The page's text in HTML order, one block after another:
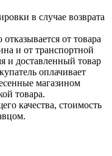
в случае возврата
от товара
и от транспортной
и доставленный товар
оплачивает
магазином
товара.
качества, стоимость